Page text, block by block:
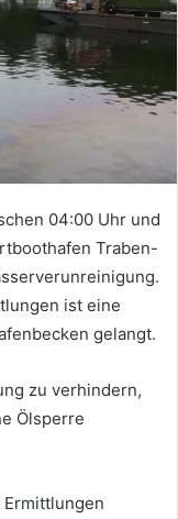
04:00 Uhr und
Traben-
ist eine
gelangt.
zu verhindern,
Ölsperre